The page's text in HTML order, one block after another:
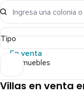
Ingresa una colonia
Tipo
En venta
6 inmuebles
Villas en venta